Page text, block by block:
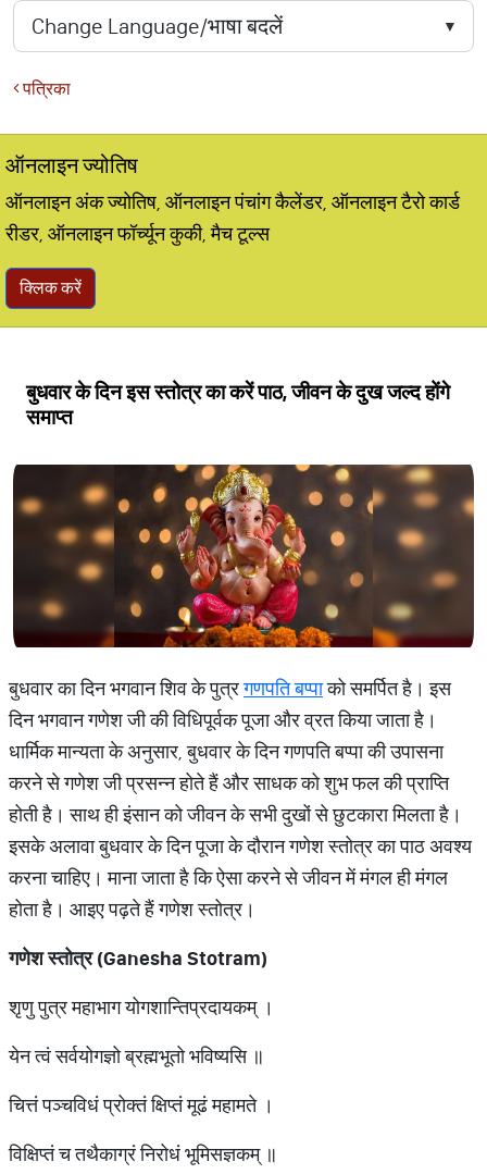
पत्रिका
ऑनलाइन ज्योतिष
ऑनलाइन अंक ज्योतिष, ऑनलाइन पंचांग कैलेंडर, ऑनलाइन टैरो कार्ड
रीडर, ऑनलाइन फॉर्च्यून कुकी, मैच टूल्स
क्लिक करें
बुधवार के दिन इस स्तोत्र का करें पाठ, जीवन के दुख जल्द होंगे
समाप्त
बुधवार का दिन भगवान शिव के पुत्रगणपति बप्पाको समर्पित है। इस
दिन भगवान गणेश जी की विधिपूर्वक पूजा और व्रत किया जाता है।
धार्मिक मान्यता के अनुसार, बुधवार के दिन गणपति बप्पा की उपासना
करने से गणेश जी प्रसन्न होते हैं और साधक को शुभ फल की प्राप्ति
होती है। साथ ही इंसान को जीवन के सभी दुखों से छुटकारा मिलता है।
इसके अलावा बुधवार के दिन पूजा के दौरान गणेश स्तोत्र का पाठ अवश्य
करना चाहिए। माना जाता है कि ऐसा करने से जीवन में मंगल ही मंगल
होता है। आइए पढ़ते हैं गणेश स्तोत्र।
गणेशस्तोत्र(Ganesha Stotram)
शृणु पुत्र महाभाग योगशान्तिप्रदायकम् ।
येन त्वं सर्वयोगज्ञो ब्रह्मभूतो भविष्यसि ॥
चित्तं पञ्चविधं प्रोक्तं क्षिप्तं मूढं महामते ।
विक्षिप्तं च तथैकाग्रं निरोधं भूमिसज्ञकम् ॥